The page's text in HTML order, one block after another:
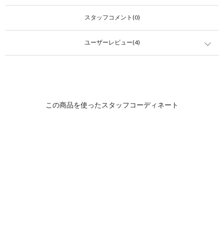
スタッフコメント(0)
ユーザーレビュー(4)